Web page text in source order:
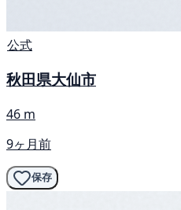
公式
秋田県大仙市
46 m
9ヶ月前
保存